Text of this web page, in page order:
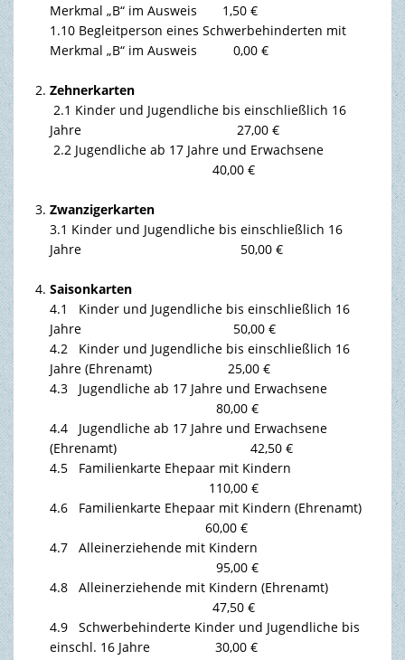
Merkmal „B“ im Ausweis 1,50 €
1.10 Begleitperson eines Schwerbehinderten mit
Merkmal „B“ im Ausweis 0,00 €
Zehnerkarten
2.1 Kinder und Jugendliche bis einschließlich 16
Jahre 27,00 €
2.2 Jugendliche ab 17 Jahre und Erwachsene
40,00 €
Zwanzigerkarten
3.1 Kinder und Jugendliche bis einschließlich 16
Jahre 50,00 €
Saisonkarten
4.1 Kinder und Jugendliche bis einschließlich 16
Jahre 50,00 €
4.2 Kinder und Jugendliche bis einschließlich 16
Jahre (Ehrenamt) 25,00 €
4.3 Jugendliche ab 17 Jahre und Erwachsene
80,00 €
4.4 Jugendliche ab 17 Jahre und Erwachsene
(Ehrenamt) 42,50 €
4.5 Familienkarte Ehepaar mit Kindern
110,00 €
4.6 Familienkarte Ehepaar mit Kindern (Ehrenamt)
60,00 €
4.7 Alleinerziehende mit Kindern
95,00 €
4.8 Alleinerziehende mit Kindern (Ehrenamt)
47,50 €
4.9 Schwerbehinderte Kinder und Jugendliche bis
einschl. 16 Jahre 30,00 €